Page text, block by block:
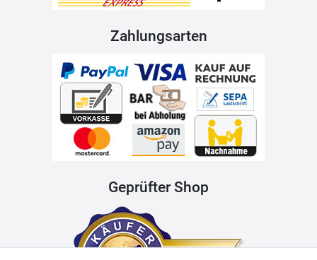
Zahlungsarten
Geprüfter Shop